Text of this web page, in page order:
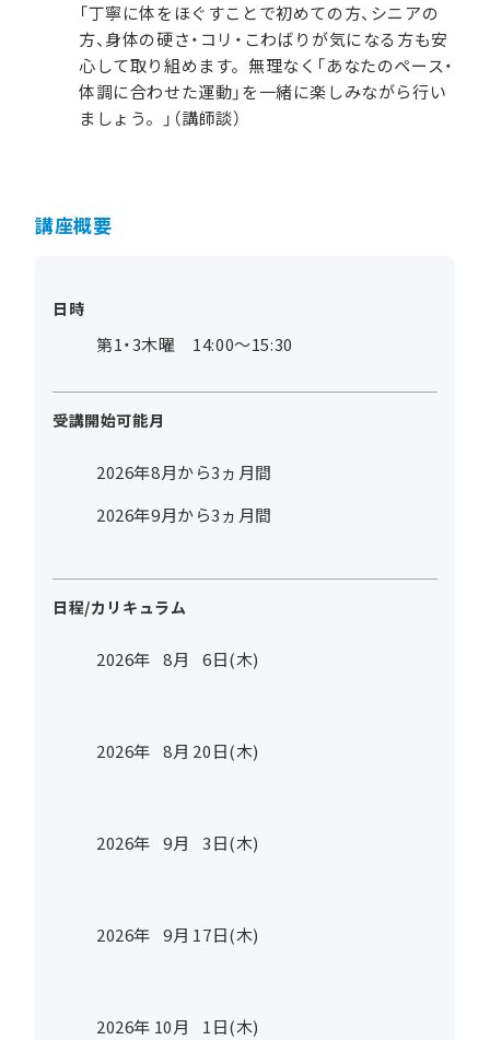
「丁寧に体をほぐすことで初めての方、シニアの
方、身体の硬さ・コリ・こわばりが気になる方も安
心して取り組めます。無理なく「あなたのペース・
体調に合わせた運動」を一緒に楽しみながら行い
ましょう。」（講師談）
講座概要
日時
第1・3木曜 14:00～15:30
受講開始可能月
2026年8月から3ヵ月間
2026年9月から3ヵ月間
日程/カリキュラム
2026年 8月 6日(木)
2026年 8月 20日(木)
2026年 9月 3日(木)
2026年 9月 17日(木)
2026年 10月 1日(木)